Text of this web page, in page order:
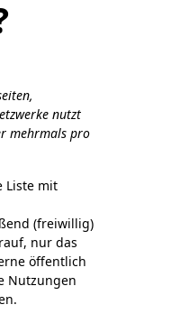
nutzt
mehrmals pro
Liste mit
(freiwillig)
nur das
öffentlich
Nutzungen